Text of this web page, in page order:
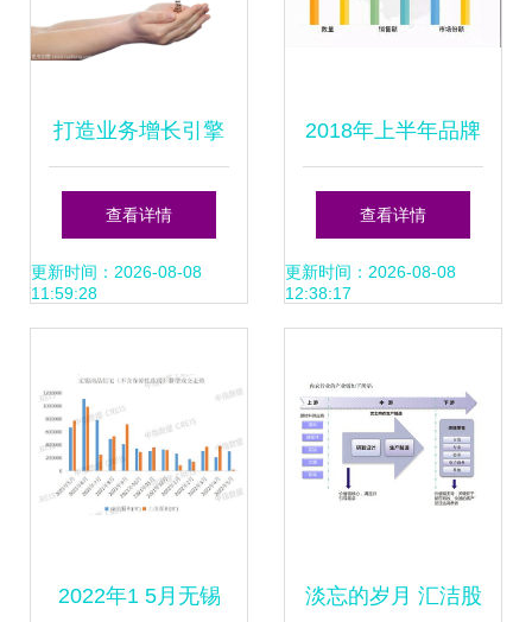
打造业务增长引擎
深度解读销售业务
营销文本词云
查看详情
更新时间：2026-08-08
11:59:28
2018年上半年品牌
房企销售业绩排行
揭晓 碧桂园、恒
甲
查看详情
更新时间：2026-08-08
12:38:17
2022年1 5月无锡 淡忘的岁月 汇洁股